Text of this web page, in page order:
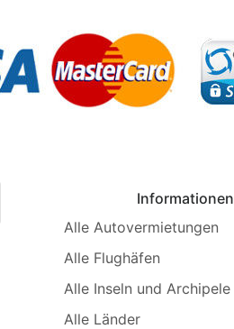
Informationen
Alle Autovermietungen
Alle Flughäfen
Alle Inseln und Archipele
Alle Länder